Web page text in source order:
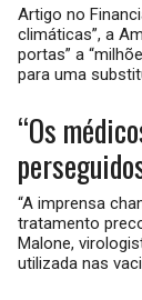
Artigo no
climáticas”, a
portas” a
para uma
“Os
“A imprensa
tratamento
Malone,
utilizada nas